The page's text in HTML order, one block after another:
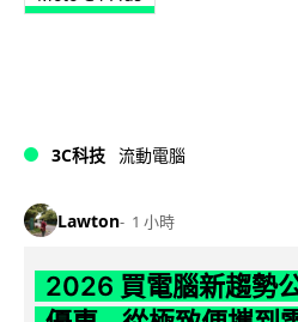
3C科技 流動電腦
Lawton 1 小時
2026 買電腦新趨勢